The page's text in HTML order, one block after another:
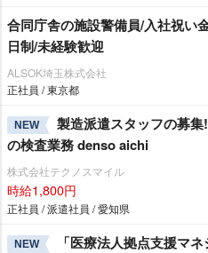
合同庁舎の施設警備員/入社祝い
日制/未経験歓迎
ALSOK埼玉株式会社
正社員 / 東京都
NEW
製造派遣スタッフの募
の検査業務 denso aichi
株式会社テクノスマイル
時給1,800円
正社員 / 派遣社員 / 愛知県
NEW
「医療法人拠点支援マ